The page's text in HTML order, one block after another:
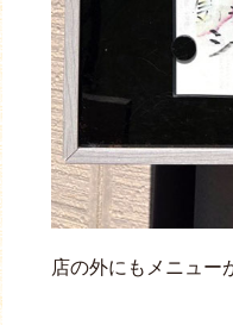
店の外にもメニュー